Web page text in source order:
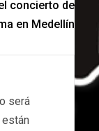
concierto de
en Medellín
será